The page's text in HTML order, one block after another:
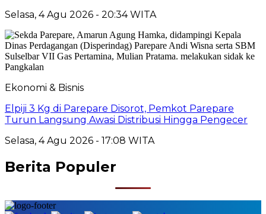
Selasa, 4 Agu 2026 - 20:34 WITA
Ekonomi & Bisnis
Elpiji 3 Kg di Parepare Disorot, Pemkot Parepare
Turun Langsung Awasi Distribusi Hingga Pengecer
Selasa, 4 Agu 2026 - 17:08 WITA
Berita Populer